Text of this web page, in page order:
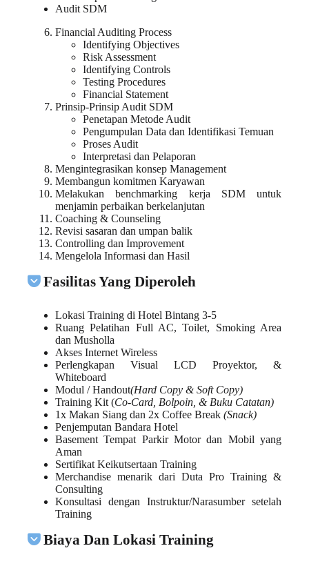
Audit SDM
Financial Auditing Process
Identifying Objectives
Risk Assessment
Identifying Controls
Testing Procedures
Financial Statement
Prinsip-Prinsip Audit SDM
Penetapan Metode Audit
Pengumpulan Data dan Identifikasi Temuan
Proses Audit
Interpretasi dan Pelaporan
Mengintegrasikan konsep Management
Membangun komitmen Karyawan
Melakukan benchmarking kerja SDM untuk
menjamin perbaikan berkelanjutan
Coaching & Counseling
Revisi sasaran dan umpan balik
Controlling dan Improvement
Mengelola Informasi dan Hasil
Fasilitas Yang Diperoleh
Lokasi Training di Hotel Bintang 3-5
Ruang Pelatihan Full AC, Toilet, Smoking Area
dan Musholla
Akses Internet Wireless
Perlengkapan Visual LCD Proyektor, &
Whiteboard
Modul / Handout(Hard Copy & Soft Copy)
Training Kit (Co-Card, Bolpoin, & Buku Catatan)
1x Makan Siang dan 2x Coffee Break (Snack)
Penjemputan Bandara Hotel
Basement Tempat Parkir Motor dan Mobil yang
Aman
Sertifikat Keikutsertaan Training
Merchandise menarik dari Duta Pro Training &
Consulting
Konsultasi dengan Instruktur/Narasumber setelah
Training
Biaya Dan Lokasi Training